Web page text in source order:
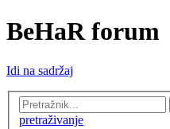
BeHaR forum
Idi na sadržaj
pretraživanje